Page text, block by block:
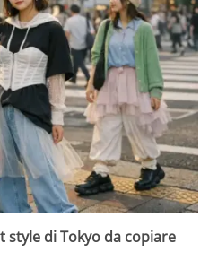
di Tokyo da copiare